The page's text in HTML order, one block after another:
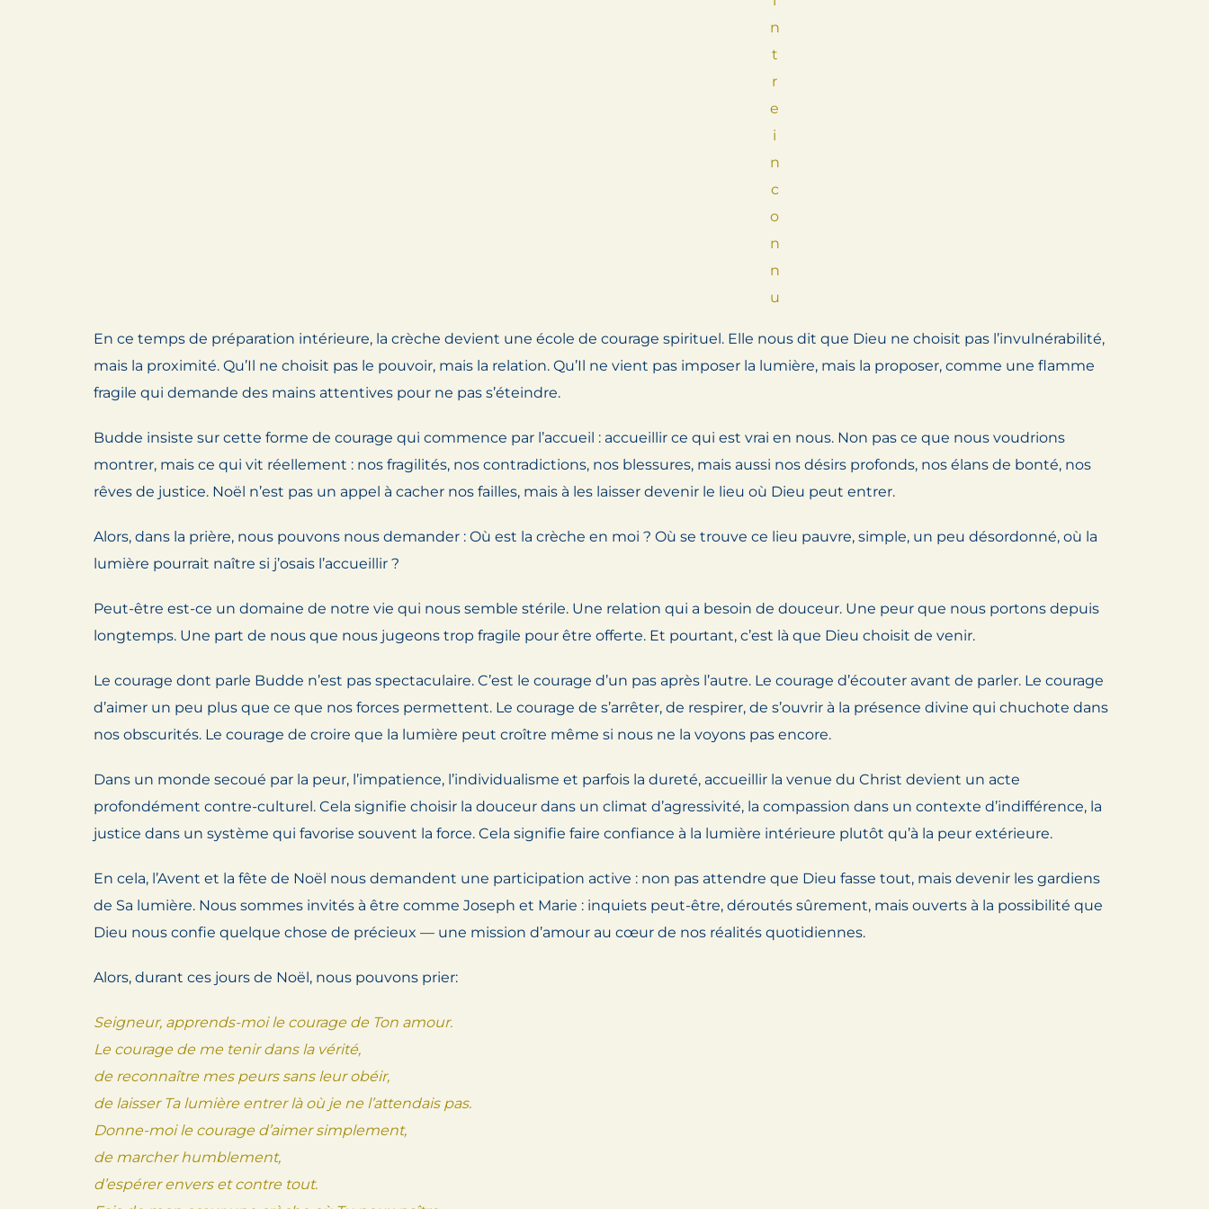
n
t
r
e
i
n
c
o
n
n
u
En ce temps de préparation intérieure, la crèche devient une école de courage spirituel. Elle nous dit que Dieu ne choisit pas l’invulnérabilité,
mais la proximité. Qu’Il ne choisit pas le pouvoir, mais la relation. Qu’Il ne vient pas imposer la lumière, mais la proposer, comme une flamme
fragile qui demande des mains attentives pour ne pas s’éteindre.
Budde insiste sur cette forme de courage qui commence par l’accueil : accueillir ce qui est vrai en nous. Non pas ce que nous voudrions
montrer, mais ce qui vit réellement : nos fragilités, nos contradictions, nos blessures, mais aussi nos désirs profonds, nos élans de bonté, nos
rêves de justice. Noël n’est pas un appel à cacher nos failles, mais à les laisser devenir le lieu où Dieu peut entrer.
Alors, dans la prière, nous pouvons nous demander : Où est la crèche en moi ? Où se trouve ce lieu pauvre, simple, un peu désordonné, où la
lumière pourrait naître si j’osais l’accueillir ?
Peut-être est-ce un domaine de notre vie qui nous semble stérile. Une relation qui a besoin de douceur. Une peur que nous portons depuis
longtemps. Une part de nous que nous jugeons trop fragile pour être offerte. Et pourtant, c’est là que Dieu choisit de venir.
Le courage dont parle Budde n’est pas spectaculaire. C’est le courage d’un pas après l’autre. Le courage d’écouter avant de parler. Le courage
d’aimer un peu plus que ce que nos forces permettent. Le courage de s’arrêter, de respirer, de s’ouvrir à la présence divine qui chuchote dans
nos obscurités. Le courage de croire que la lumière peut croître même si nous ne la voyons pas encore.
Dans un monde secoué par la peur, l’impatience, l’individualisme et parfois la dureté, accueillir la venue du Christ devient un acte
profondément contre-culturel. Cela signifie choisir la douceur dans un climat d’agressivité, la compassion dans un contexte d’indifférence, la
justice dans un système qui favorise souvent la force. Cela signifie faire confiance à la lumière intérieure plutôt qu’à la peur extérieure.
En cela, l’Avent et la fête de Noël nous demandent une participation active : non pas attendre que Dieu fasse tout, mais devenir les gardiens
de Sa lumière. Nous sommes invités à être comme Joseph et Marie : inquiets peut-être, déroutés sûrement, mais ouverts à la possibilité que
Dieu nous confie quelque chose de précieux — une mission d’amour au cœur de nos réalités quotidiennes.
Alors, durant ces jours de Noël, nous pouvons prier:
Seigneur, apprends-moi le courage de Ton amour.
Le courage de me tenir dans la vérité,
de reconnaître mes peurs sans leur obéir,
de laisser Ta lumière entrer là où je ne l’attendais pas.
Donne-moi le courage d’aimer simplement,
de marcher humblement,
d’espérer envers et contre tout.